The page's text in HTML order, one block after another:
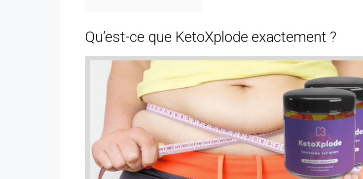
Qu’est-ce que KetoXplode exactement ?